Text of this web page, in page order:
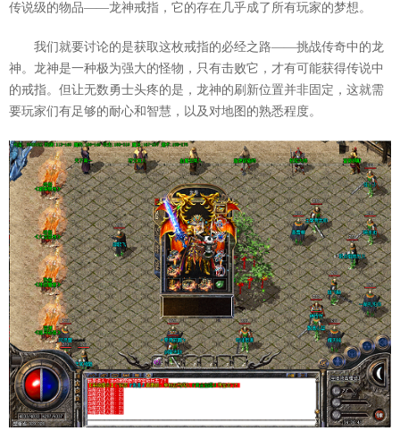
传说级的物品——龙神戒指，它的存在几乎成了所有玩家的梦想。
我们就要讨论的是获取这枚戒指的必经之路——挑战传奇中的龙
神。龙神是一种极为强大的怪物，只有击败它，才有可能获得传说中
的戒指。但让无数勇士头疼的是，龙神的刷新位置并非固定，这就需
要玩家们有足够的耐心和智慧，以及对地图的熟悉程度。